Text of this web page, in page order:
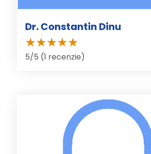
Dr. Constantin Dinu
5/5 (1 recenzie)